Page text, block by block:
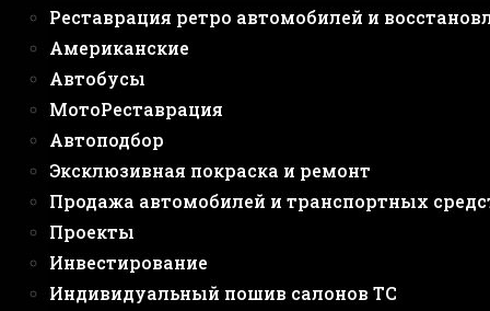
Реставрация ретро автомобилей и
Американские
Автобусы
МотоРеставрация
Автоподбор
Эксклюзивная покраска и ремонт
Продажа автомобилей и транспортных
Проекты
Инвестирование
Индивидуальный пошив салонов ТС